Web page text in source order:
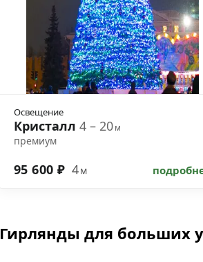
Освещение
Кристалл 4 – 20м
премиум
95 600 ₽ 4м
Гирлянды для больших